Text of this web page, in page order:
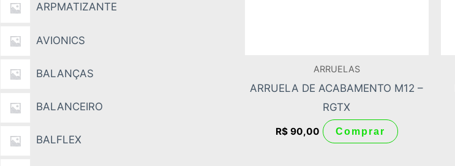
ARPMATIZANTE
AVIONICS
BALANÇAS
BALANCEIRO
BALFLEX
ARRUELAS
ARRUELA DE ACABAMENTO M12 –
RGTX
R$90,00 Comprar